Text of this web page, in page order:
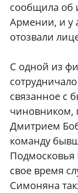
сообщила об
Армении, и у
отозвали
С одной из
связанное с
чиновником,
Дмитрием
команду
Подмосковья
свое время
Симоняна